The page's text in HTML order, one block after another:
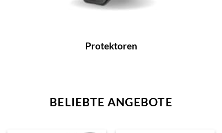
Protektoren
BELIEBTE ANGEBOTE